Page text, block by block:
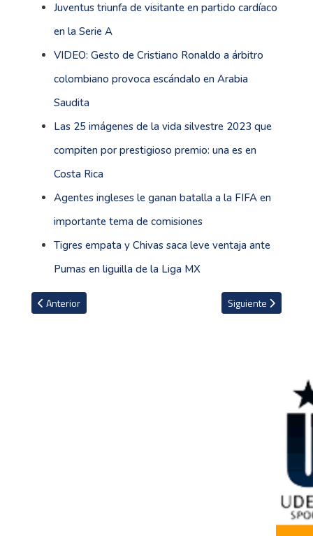
Juventus triunfa de visitante en partido cardíaco
en la Serie A
VIDEO: Gesto de Cristiano Ronaldo a árbitro
colombiano provoca escándalo en Arabia
Saudita
Las 25 imágenes de la vida silvestre 2023 que
compiten por prestigioso premio: una es en
Costa Rica
Agentes ingleses le ganan batalla a la FIFA en
importante tema de comisiones
Tigres empata y Chivas saca leve ventaja ante
Pumas en liguilla de la Liga MX
Artículo anterior: VIDEO: El día en que Messi brilló con triplete
Anterior Artículo siguiente:
Siguiente